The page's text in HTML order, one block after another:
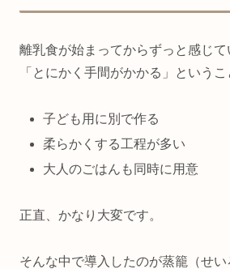
離乳食が始まってからずっと感じて
「とにかく手間がかかる」というこ
子ども用に別で作る
柔らかくする工程が多い
大人のごはんも同時に用意
正直、かなり大変です。
そんな中で導入したのが蒸籠（せい